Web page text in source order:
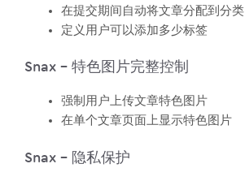
在提交期间自动将文章分配到分类
定义用户可以添加多少标签
Snax – 特色图片完整控制
强制用户上传文章特色图片
在单个文章页面上显示特色图片
Snax – 隐私保护